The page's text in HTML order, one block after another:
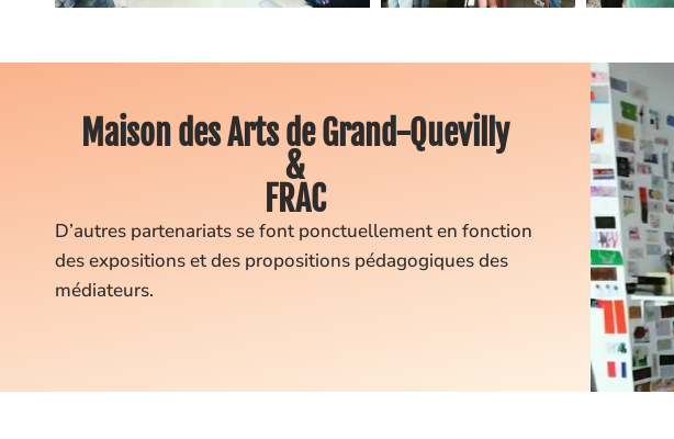
Maison des Arts de Grand-Quevilly
&
FRAC
D’autres partenariats se font ponctuellement en fonction
des expositions et des propositions pédagogiques des
médiateurs.